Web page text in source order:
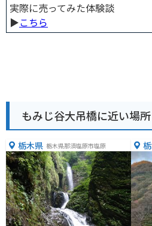
実際に売ってみた体験談
▶︎こちら
もみじ谷大吊橋に近い場所
栃木県 栃木県那須塩原市塩原